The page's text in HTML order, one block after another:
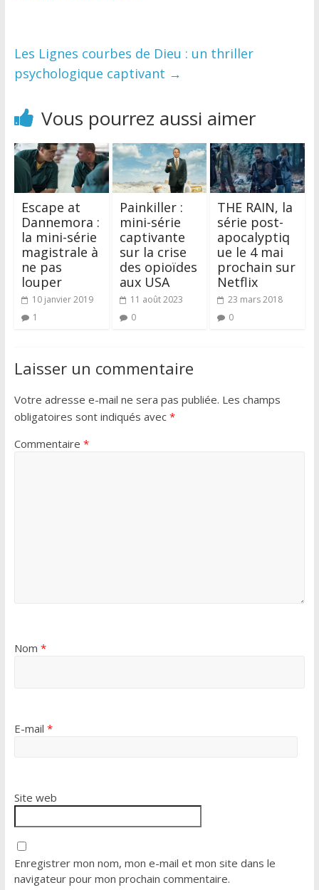
Les Lignes courbes de Dieu : un thriller
psychologique captivant →
Vous pourrez aussi aimer
Escape at
Dannemora :
la mini-série
magistrale à
ne pas
louper
10 janvier 2019
1
Painkiller :
mini-série
captivante
sur la crise
des opioïdes
aux USA
11 août 2023
0
THE RAIN, la
série post-
apocalyptiq
ue le 4 mai
prochain sur
Netflix
23 mars 2018
0
Laisser un commentaire
Votre adresse e-mail ne sera pas publiée. Les champs
obligatoires sont indiqués avec *
Commentaire *
Nom *
E-mail *
Site web
Enregistrer mon nom, mon e-mail et mon site dans le
navigateur pour mon prochain commentaire.